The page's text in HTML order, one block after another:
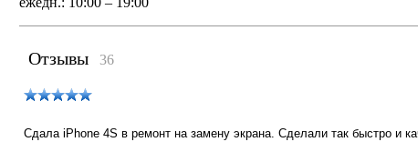
Отзывы 36
Сдала iPhone 4S в ремонт на замену экрана. Сделали так быстро и